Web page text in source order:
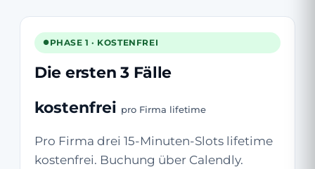
PHASE 1 · KOSTENFREI
Die ersten 3 Fälle
kostenfrei pro Firma lifetime
Pro Firma drei 15-Minuten-Slots lifetime
kostenfrei. Buchung über Calendly.